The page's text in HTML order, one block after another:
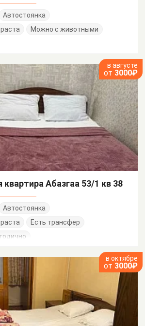
Автостоянка
Можно с животными
в августе
от 3000₽
Абазгаа 53/1 кв 38
Автостоянка
Есть трансфер
в октябре
от 3000₽